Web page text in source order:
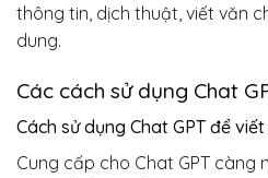
thông tin, dịch thuật, viết văn
dung.
Các cách sử dụng Chat
Cách sử dụng Chat GPT để
Cung cấp cho Chat GPT càng